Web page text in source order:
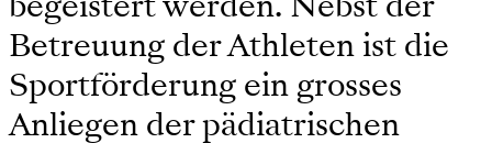
Betreuung der Athleten ist die
Sportförderung ein grosses
Anliegen der pädiatrischen